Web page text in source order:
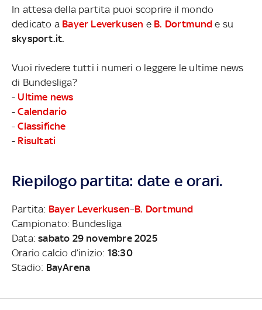
In attesa della partita puoi scoprire il mondo
dedicato a Bayer Leverkusen e B. Dortmund e su
skysport.it.
Vuoi rivedere tutti i numeri o leggere le ultime news
di Bundesliga?
- Ultime news
-Calendario
-Classifiche
- Risultati
Riepilogo partita: date e orari.
Partita: Bayer Leverkusen–B. Dortmund
Campionato: Bundesliga
Data:sabato 29 novembre 2025
Orario calcio d’inizio: 18:30
Stadio: BayArena